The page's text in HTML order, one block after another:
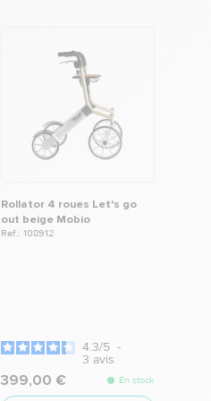
Rollator 4 roues Let's go
out beige Mobio
Ref.: 108912
4.3/5 -
3 avis
En stock
399,00 €